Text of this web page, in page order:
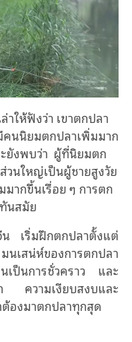
ให้ฟังว่า เขาตกปลา
คนนิยมตกปลาเพิ่มมาก
ยังพบว่า ผู้ที่นิยมตก
นใหญ่เป็นผู้ชายสูงวัย
ากขึ้นเรื่อย ๆ การตก
นสมัย
น เริ่มฝึกตกปลาตั้งแต่
เสน่ห์ของการตกปลา
เป็นการชั่วคราว และ
ความเงียบสงบและ
ต้องมาตกปลาทุกสุด